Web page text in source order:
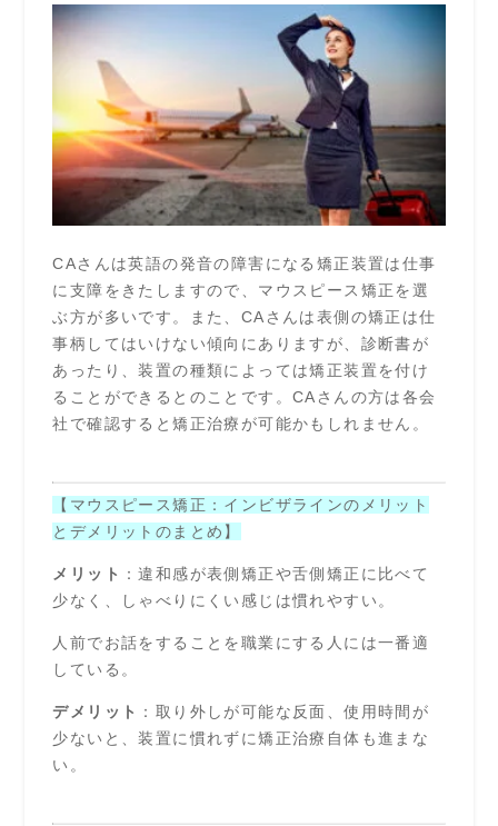
CAさんは英語の発音の障害になる矯正装置は仕事
に支障をきたしますので、マウスピース矯正を選
ぶ方が多いです。また、CAさんは表側の矯正は仕
事柄してはいけない傾向にありますが、診断書が
あったり、装置の種類によっては矯正装置を付け
ることができるとのことです。CAさんの方は各会
社で確認すると矯正治療が可能かもしれません。
【マウスピース矯正：インビザラインのメリット
とデメリットのまとめ】
メリット
：違和感が表側矯正や舌側矯正に比べて
少なく、しゃべりにくい感じは慣れやすい。
人前でお話をすることを職業にする人には一番適
している。
デメリット
：取り外しが可能な反面、使用時間が
少ないと、装置に慣れずに矯正治療自体も進まな
い。